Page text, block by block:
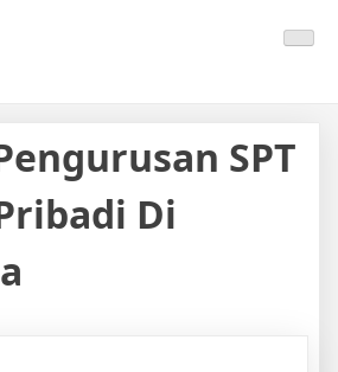
SPT
Di